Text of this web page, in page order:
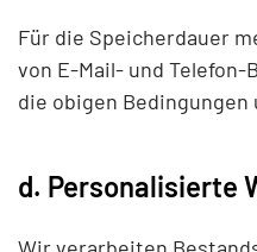
Für die Speicherdauer
von E-Mail- und
die obigen Bedingungen
d. Personalisierte